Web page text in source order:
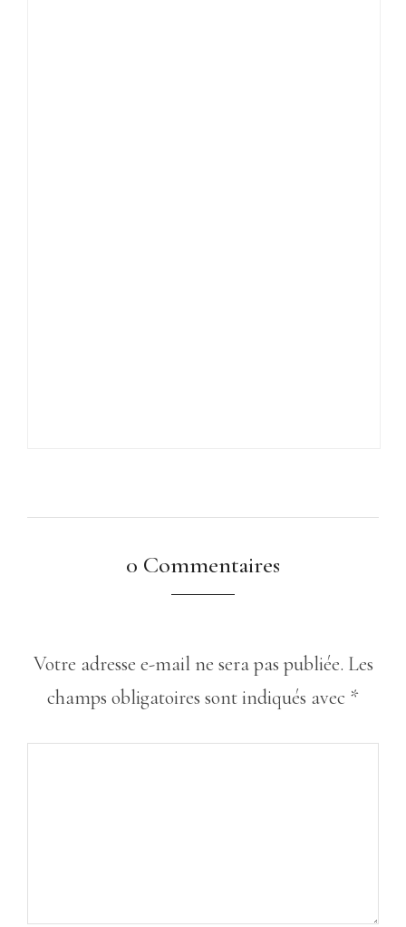
0 Commentaires
Votre adresse e-mail ne sera pas publiée. Les
champs obligatoires sont indiqués avec *